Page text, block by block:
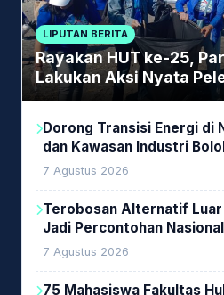
LIPUTAN BERITA
Rayakan HUT ke-25,
Lakukan Aksi Nyata
Lingkungan
Dorong Transisi Energi di
dan Kawasan Industri
Investasi Woodchip untuk
7 Agustus 2026
Terobosan Alternatif Luar
Jadi Percontohan
7 Agustus 2026
75 Mahasiswa Fakultas